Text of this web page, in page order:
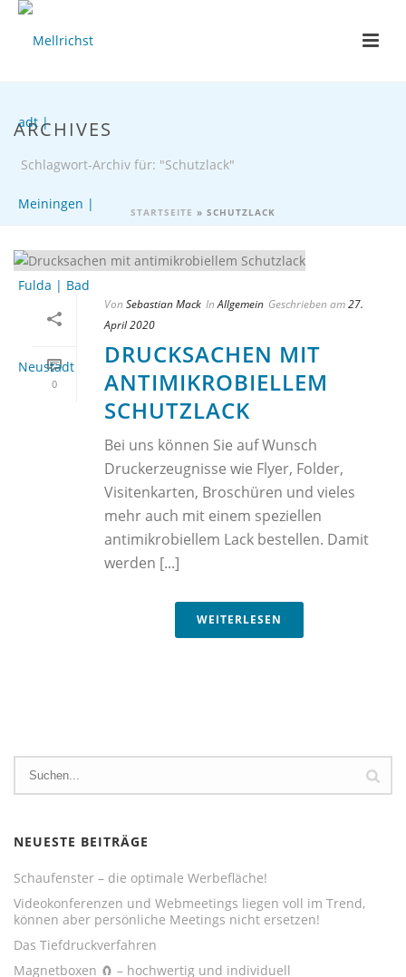
ARCHIVES
Schlagwort-Archiv für: "Schutzlack"
STARTSEITE » SCHUTZLACK
0
Von Sebastian Mack InAllgemein Geschrieben am27.
April 2020
DRUCKSACHEN MIT
ANTIMIKROBIELLEM
SCHUTZLACK
Bei uns können Sie auf Wunsch
Druckerzeugnisse wie Flyer, Folder,
Visitenkarten, Broschüren und vieles
mehr auch mit einem speziellen
antimikrobiellem Lack bestellen. Damit
werden [...]
WEITERLESEN
NEUESTE BEITRÄGE
Schaufenster – die optimale Werbefläche!
Videokonferenzen und Webmeetings liegen voll im Trend,
können aber persönliche Meetings nicht ersetzen!
Das Tiefdruckverfahren
Magnetboxen 🧲 – hochwertig und individuell